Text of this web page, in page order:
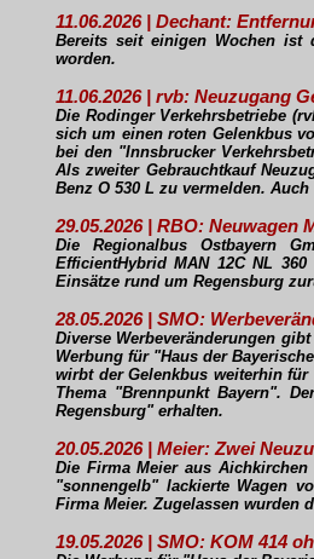
11.06.2026 | Dechant:
Bereits seit einigen Wochen ist
worden.
11.06.2026 | rvb: Neuzugang
Die Rodinger Verkehrsbetriebe
sich um einen roten Gelenkbus
bei den "Innsbrucker
Als zweiter Gebrauchtkauf
Benz O 530 L zu vermelden.
29.05.2026 | RBO: Neuwagen
Die Regionalbus Ostbayern
EfficientHybrid MAN 12C NL
Einsätze rund um Regensburg
28.05.2026 | SMO:
Diverse Werbeveränderungen
Werbung für "Haus der
wirbt der Gelenkbus weiterhin
Thema "Brennpunkt Bayern".
Regensburg" erhalten.
20.05.2026 | Meier: Zwei
Die Firma Meier aus
"sonnengelb" lackierte Wagen
Firma Meier. Zugelassen wurden
19.05.2026 | SMO: KOM 414